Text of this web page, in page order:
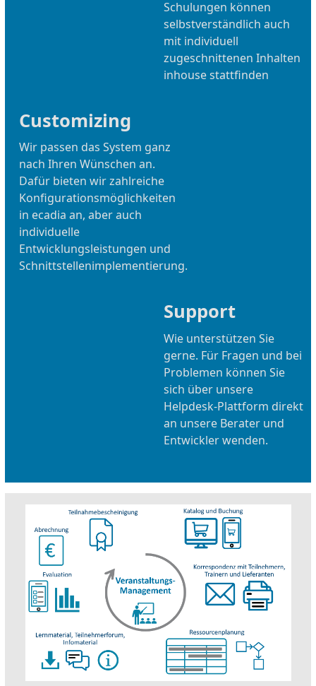
Schulungen können
selbstverständlich auch
mit individuell
zugeschnittenen Inhalten
inhouse stattfinden
Customizing
Wir passen das System ganz
nach Ihren Wünschen an.
Dafür bieten wir zahlreiche
Konfigurationsmöglichkeiten
in ecadia an, aber auch
individuelle
Entwicklungsleistungen und
Schnittstellenimplementierung.
Support
Wie unterstützen Sie
gerne. Für Fragen und bei
Problemen können Sie
sich über unsere
Helpdesk-Plattform direkt
an unsere Berater und
Entwickler wenden.